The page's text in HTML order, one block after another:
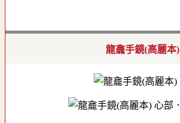
龍龕手鏡(高麗本)